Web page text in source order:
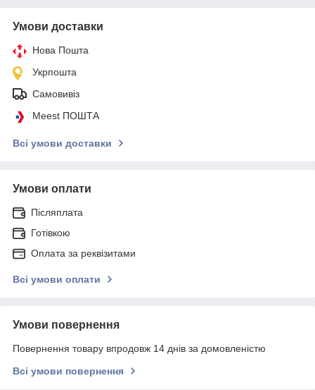
Умови доставки
Нова Пошта
Укрпошта
Самовивіз
Meest ПОШТА
Всі умови доставки
Умови оплати
Післяплата
Готівкою
Оплата за реквізитами
Всі умови оплати
Умови повернення
Повернення товару впродовж 14 днів за домовленістю
Всі умови повернення